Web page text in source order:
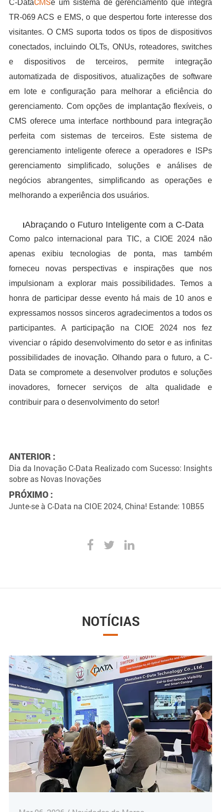
C-Data
é um sistema de gerenciamento que integra
TR-069 ACS e EMS, o que despertou forte interesse dos
visitantes. O CMS suporta todos os tipos de dispositivos
conectados, incluindo OLTs, ONUs, roteadores, switches
e dispositivos de terceiros, permite integração
automatizada de dispositivos, atualizações de software
em lote e configuração para melhorar a eficiência do
gerenciamento. Com opções de implantação flexíveis, o
CMS oferece uma interface northbound para integração
perfeita com sistemas de terceiros. Este sistema de
gerenciamento inteligente oferece a operadores e ISPs
gerenciamento simplificado, soluções e análises de
negócios abrangentes, simplificando as operações e
melhorando a experiência dos usuários.
lAbraçando o Futuro Inteligente com a C-Data
Como palco internacional para TIC, a CIOE 2024 não
apenas exibiu tecnologias de ponta, mas também
forneceu novas perspectivas e inspirações que nos
impulsionam a explorar mais possibilidades. Temos a
honra de participar desse evento há mais de 10 anos e
expressamos nossos sinceros agradecimentos a todos os
participantes. A participação na CIOE 2024 nos fez
vivenciar o rápido desenvolvimento do setor e as infinitas
possibilidades de inovação. Olhando para o futuro, a C-
Data se compromete a desenvolver produtos e soluções
inovadores, fornecer serviços de alta qualidade e
contribuir para o desenvolvimento do setor!
ANTERIOR :
Dia da Inovação C-Data Realizado com Sucesso: Insights
sobre as Novas Inovações
PRÓXIMO :
Junte-se à C-Data na CIOE 2024, China! Estande: 10B55
NOTÍCIAS